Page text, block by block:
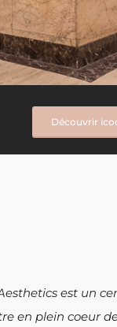
Découvrir
est un
en plein coeur